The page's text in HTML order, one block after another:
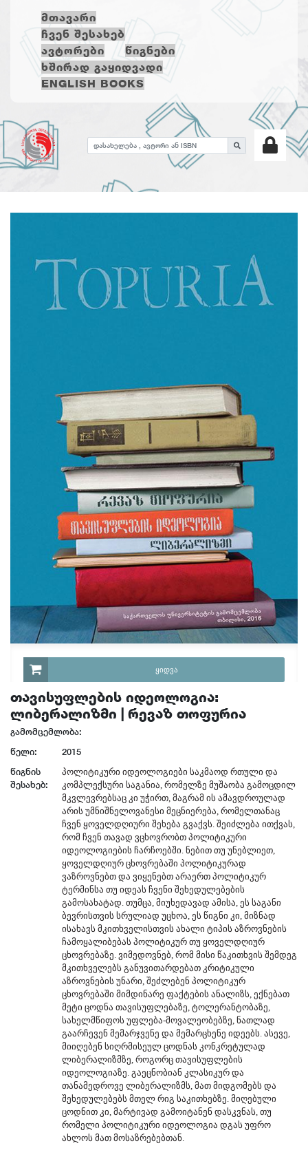
ᲛᲗᲐᲕᲐᲠᲘ
ᲩᲕᲔᲜ ᲨᲔᲡᲐᲮᲔᲑ
ᲐᲕᲢᲝᲠᲔᲑᲘ
ᲬᲘᲒᲜᲔᲑᲘ
ᲮᲨᲘᲠᲐᲓ ᲒᲐᲧᲘᲓᲕᲐᲓᲘ
ENGLISH BOOKS
ᲧᲘᲓᲕᲐ
თავისუფლების იდეოლოგია:
ლიბერალიზმი | რევაზ თოფურია
გამომცემლობა:
წელი:
2015
წიგნის
შესახებ:
პოლიტიკური იდეოლოგიები საკმაოდ რთული და
კომპლექსური საგანია, რომელზე მუშაობა გამოცდილ
მკვლევრებსაც კი უჭირთ, მაგრამ ის ამავდროულად
არის უმნიშნელოვანესი მეცნიერება, რომელთანაც
ჩვენ ყოველდღიური შეხება გვაქვს. შეიძლება ითქვას,
რომ ჩვენ თავად ვცხოვრობთ პოლიტიკური
იდეოლოგიების ჩარჩოებში. ნებით თუ უნებლიეთ,
ყოველდღიურ ცხოვრებაში პოლიტიკურად
ვაზროვნებთ და ვიყენებთ არაერთ პოლიტიკურ
ტერმინსა თუ იდეას ჩვენი შეხედულებების
გამოსახატად. თუმცა, მიუხედავად ამისა, ეს საგანი
ბევრისთვის სრულიად უცხოა, ეს წიგნი კი, მიზნად
ისახავს მკითხველისთვის ახალი ტიპის აზროვნების
ჩამოყალიბებას პოლიტიკურ თუ ყოველდღიურ
ცხოვრებაზე. ვიმედოვნებ, რომ მისი წაკითხვის შემდეგ
მკითხველებს განუვითარდებათ კრიტიკული
აზროვნების უნარი, შეძლებენ პოლიტიკურ
ცხოვრებაში მიმდინარე ფაქტების ანალიზს, ექნებათ
მეტი ცოდნა თავისუფლებაზე, ტოლერანტობაზე,
სახელმწიფოს უფლება-მოვალეობებზე, ნათლად
გაარჩევენ მემარჯვენე და მემარცხენე იდეებს. ასევე,
მიიღებენ სიღრმისეულ ცოდნას კონკრეტულად
ლიბერალიზმზე, როგორც თავისუფლების
იდეოლოგიაზე. გაეცნობიან კლასიკურ და
თანამედროვე ლიბერალიზმს, მათ მიდგომებს და
შეხედულებებს მთელ რიგ საკითხებზე. მიღებული
ცოდნით კი, მარტივად გამოიტანენ დასკვნას, თუ
რომელი პოლიტიკური იდეოლოგია დგას უფრო
ახლოს მათ მოსაზრებებთან.